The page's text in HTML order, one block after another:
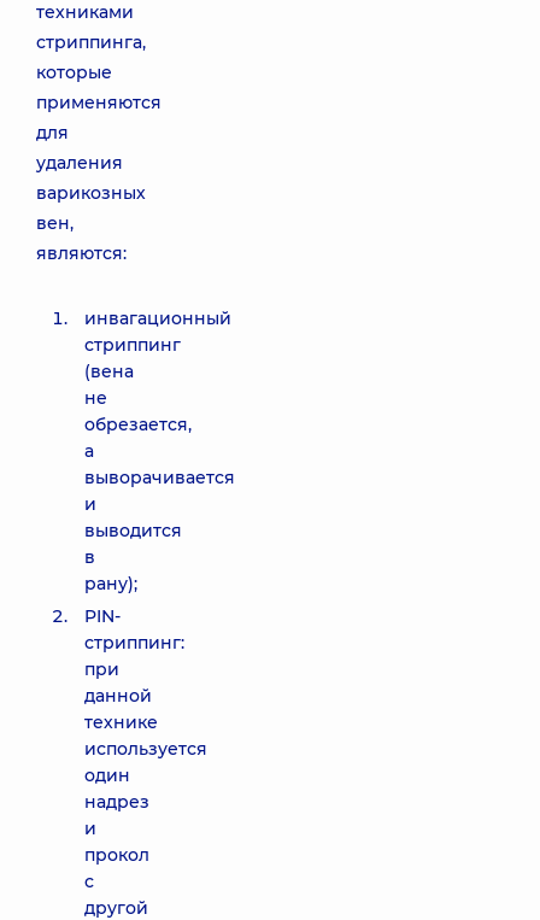
техниками
стриппинга,
которые
применяются
для
удаления
варикозных
вен,
являются:
инвагационный
стриппинг
(вена
не
обрезается,
а
выворачивается
и
выводится
в
рану);
PIN-
стриппинг:
при
данной
технике
используется
один
надрез
и
прокол
с
другой